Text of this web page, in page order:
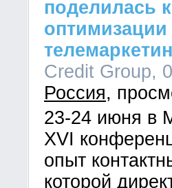
поделилась
оптимизации
Credit Group,
Россия
23-24 июня в
XVI
опыт
которой